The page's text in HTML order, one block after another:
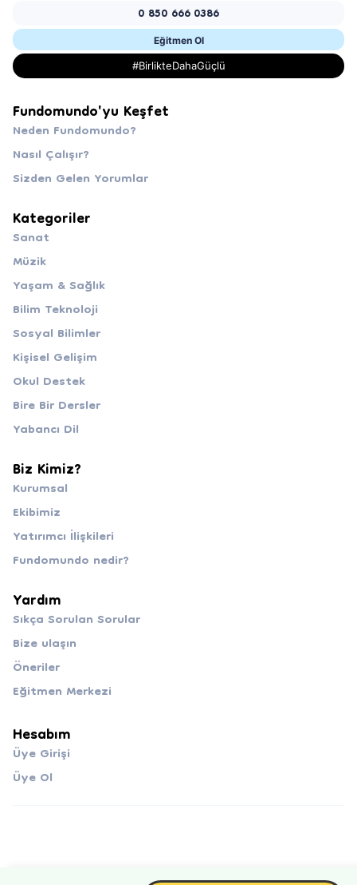
0 850 666 0386
Eğitmen Ol
#BirlikteDahaGüçlü
Fundomundo'yu Keşfet
Neden Fundomundo?
Nasıl Çalışır?
Sizden Gelen Yorumlar
Kategoriler
Sanat
Müzik
Yaşam & Sağlık
Bilim Teknoloji
Sosyal Bilimler
Kişisel Gelişim
Okul Destek
Bire Bir Dersler
Yabancı Dil
Biz Kimiz?
Kurumsal
Ekibimiz
Yatırımcı İlişkileri
Fundomundo nedir?
Yardım
Sıkça Sorulan Sorular
Bize ulaşın
Öneriler
Eğitmen Merkezi
Hesabım
Üye Girişi
Üye Ol